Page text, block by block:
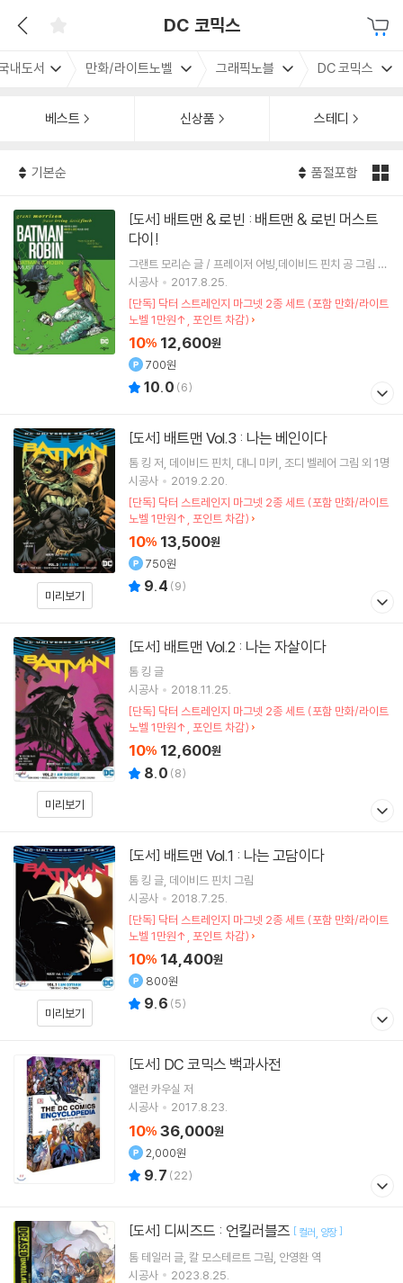
DC 코믹스
내도서 만화/라이트노벨 그래픽노블 DC 코믹스
베스트 신상품 스테디
기본순 품절포함
[도서]
다이!
그랜트 모리슨 글 / 프레이저 어빙,데이비드 핀치 공 그림 /
이규원 역
시공사
2017.8.25.
[단독] 닥터 스트레인지 마그넷 2종 세트 (포함 만화/라이트
노벨 1만원↑, 포인트 차감)
10% 12,600원
700원
10.0 (6)
미리보기
[도서] 배트맨 Vol.3 : 나는 베인이다
톰 킹 저 데이비드 핀치 대니 미키 조디 벨레어 그림 외 1명
시공사
2019.2.20.
[단독] 닥터 스트레인지 마그넷 2종 세트 (포함 만화/라이트
노벨 1만원↑, 포인트 차감)
10% 13,500원
750원
9.4 (9)
미리보기
[도서] 배트맨 Vol.2 : 나는 자살이다
톰 킹 글
시공사
2018.11.25.
[단독] 닥터 스트레인지 마그넷 2종 세트 (포함 만화/라이트
노벨 1만원↑, 포인트 차감)
10% 12,600원
8.0 (8)
미리보기
[도서] 배트맨 Vol.1 : 나는 고담이다
톰 킹 글 데이비드 핀치 그림
시공사
2018.7.25.
[단독] 닥터 스트레인지 마그넷 2종 세트 (포함 만화/라이트
노벨 1만원↑, 포인트 차감)
10% 14,400원
800원
9.6 (5)
[도서] DC 코믹스 백과사전
앨런 카우실 저
시공사
2017.8.23.
10% 36,000원
2,000원
9.7 (22)
[도서] 디씨즈드 : 언킬러블즈 [ 컬러 양장]
톰 테일러 글 칼 모스테르트 그림 안영환 역
시공사
2023.8.25.